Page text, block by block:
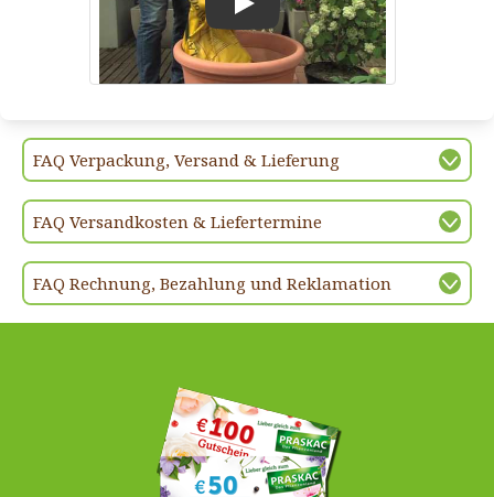
Play
FAQ Verpackung, Versand & Lieferung
FAQ Versandkosten & Liefertermine
FAQ Rechnung, Bezahlung und Reklamation